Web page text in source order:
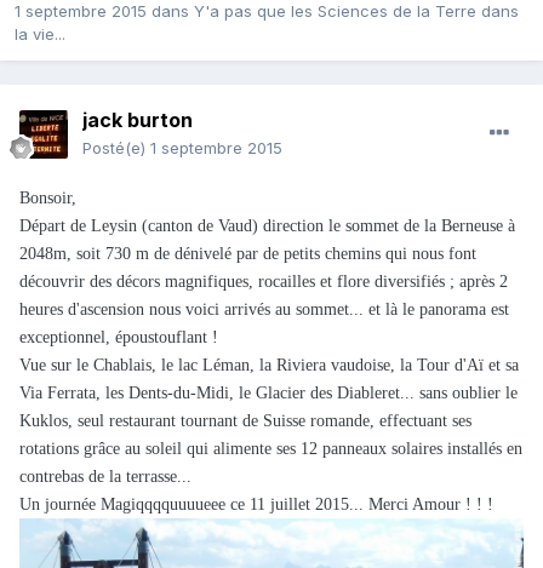
1 septembre 2015 dans Y'a pas que les Sciences de la Terre dans
la vie...
jack burton
Posté(e) 1 septembre 2015
Bonsoir,
Départ de Leysin (canton de Vaud) direction le sommet de la Berneuse à
2048m, soit 730 m de dénivelé par de petits chemins qui nous font
découvrir des décors magnifiques, rocailles et flore diversifiés ; après 2
heures d'ascension nous voici arrivés au sommet... et là le panorama est
exceptionnel, époustouflant !
Vue sur le Chablais, le lac Léman, la Riviera vaudoise, la Tour d'Aï et sa
Via Ferrata, les Dents-du-Midi, le Glacier des Diableret... sans oublier le
Kuklos, seul restaurant tournant de Suisse romande, effectuant ses
rotations grâce au soleil qui alimente ses 12 panneaux solaires installés en
contrebas de la terrasse...
Un journée Magiqqqquuuueee ce 11 juillet 2015... Merci Amour ! ! !